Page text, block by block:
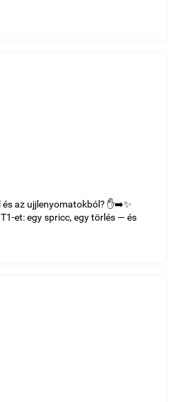
és az ujjlenyomatokból? ✋➡️✨
et: egy spricc, egy törlés — és